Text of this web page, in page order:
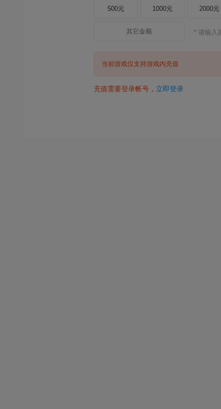
500元 1000元 2000元
* 请输入
当前游戏仅支持游戏内充值
充值需要登录帐号， 立即登录